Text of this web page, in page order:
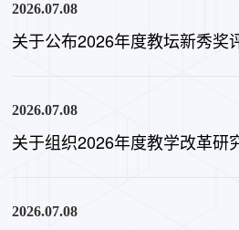
2026.07.08
关于公布2026年度教坛新秀奖
2026.07.08
关于组织2026年度教学改革研
2026.07.08